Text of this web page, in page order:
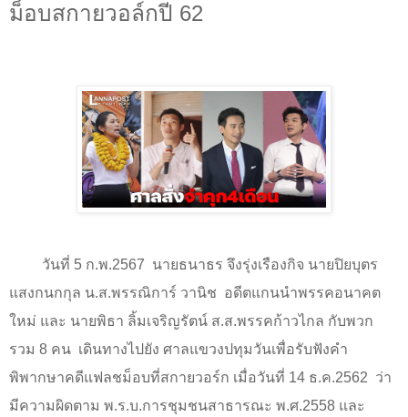
ม็อบสกายวอล์กปี 62
วันที่ 5 ก.พ.2567 นายธนาธร จึงรุ่งเรืองกิจ นายปิยบุตร
แสงกนกกุล น.ส.พรรณิการ์ วานิช อดีตแกนนำพรรคอนาคต
ใหม่ และ นายพิธา ลิ้มเจริญรัตน์ ส.ส.พรรคก้าวไกล กับพวก
รวม 8 คน เดินทางไปยัง ศาลแขวงปทุมวันเพื่อรับฟังคำ
พิพากษาคดีแฟลชม็อบที่สกายวอร์ก เมื่อวันที่ 14 ธ.ค.2562 ว่า
มีความผิดตาม พ.ร.บ.การชุมชนสาธารณะ พ.ศ.2558 และ